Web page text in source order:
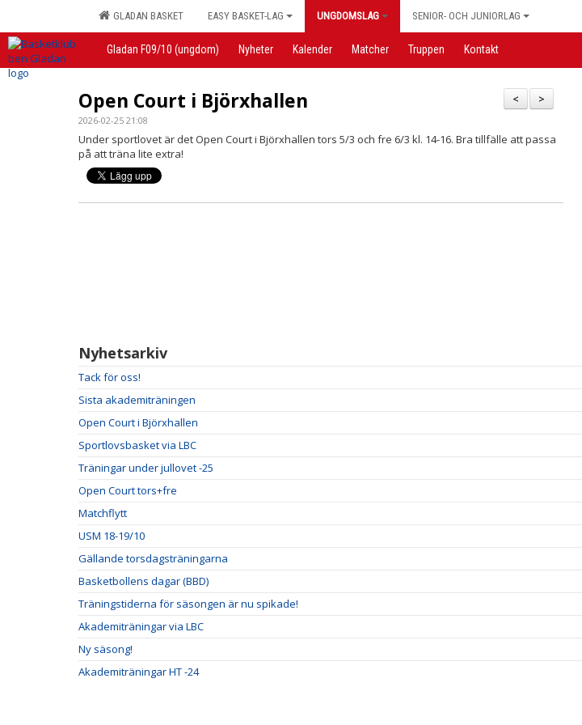
GLADAN BASKET EASY BASKET-LAG UNGDOMSLAG SENIOR- OCH JUNIORLAG
Gladan F09/10 (ungdom) Nyheter Kalender Matcher Truppen Kontakt
>
<
Open Court i Björxhallen
2026-02-25 21:08
Under sportlovet är det Open Court i Björxhallen tors 5/3 och fre 6/3 kl. 14-16. Bra tillfälle att passa
på att träna lite extra!
Nyhetsarkiv
Tack för oss!
Sista akademiträningen
Open Court i Björxhallen
Sportlovsbasket via LBC
Träningar under jullovet -25
Open Court tors+fre
Matchflytt
USM 18-19/10
Gällande torsdagsträningarna
Basketbollens dagar (BBD)
Träningstiderna för säsongen är nu spikade!
Akademiträningar via LBC
Ny säsong!
Akademiträningar HT -24